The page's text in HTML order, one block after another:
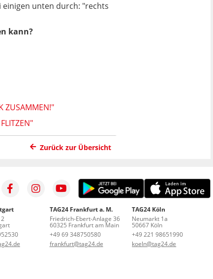
unten durch: "rechts
kann?
ZUSAMMEN!"
Zurück zur Übersicht
TAG24 Frankfurt a. M.
Friedrich-Ebert-Anlage 36
60325 Frankfurt am Main
+49 69 348750580
frankfurt@tag24.de
TAG24 Köln
Neumarkt 1a
50667 Köln
+49 221 98651990
koeln@tag24.de